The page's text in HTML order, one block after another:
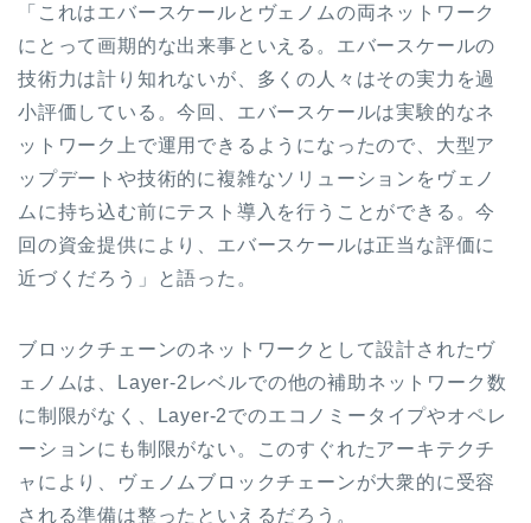
「これはエバースケールとヴェノムの両ネットワーク
にとって画期的な出来事といえる。エバースケールの
技術力は計り知れないが、多くの人々はその実力を過
小評価している。今回、エバースケールは実験的なネ
ットワーク上で運用できるようになったので、大型ア
ップデートや技術的に複雑なソリューションをヴェノ
ムに持ち込む前にテスト導入を行うことができる。今
回の資金提供により、エバースケールは正当な評価に
近づくだろう」と語った。
ブロックチェーンのネットワークとして設計されたヴ
ェノムは、Layer-2レベルでの他の補助ネットワーク数
に制限がなく、Layer-2でのエコノミータイプやオペレ
ーションにも制限がない。このすぐれたアーキテクチ
ャにより、ヴェノムブロックチェーンが大衆的に受容
される準備は整ったといえるだろう。